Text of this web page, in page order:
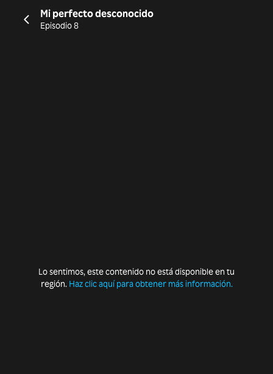
Mi perfecto desconocido
Episodio 8
Lo sentimos, este contenido no está disponible en tu
región. Haz clic aquí para obtener más información.